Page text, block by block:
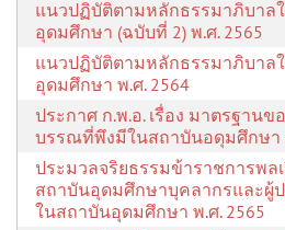
แนวปฏิบัติตามหลักธรรมาภิบาล
อุดมศึกษา (ฉบับที่ 2) พ.ศ. 2565
แนวปฏิบัติตามหลักธรรมาภิบาล
อุดมศึกษา พ.ศ. 2564
ประกาศ ก.พ.อ. เรื่อง มาตรฐานข
บรรณที่พึงมีในสถาบันอดุมศึกษา
ประมวลจริยธรรมข้าราชการพล
สถาบันอุดมศึกษาบุคลากรและผู้
ในสถาบันอุดมศึกษา พ.ศ. 2565